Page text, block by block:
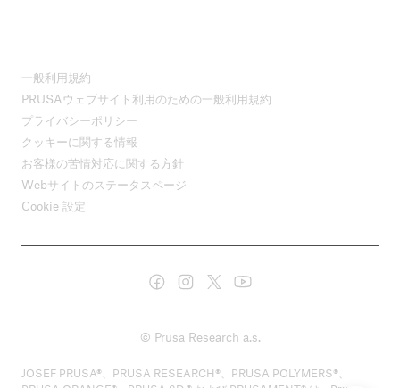
一般利用規約
PRUSAウェブサイト利用のための一般利用規約
プライバシーポリシー
クッキーに関する情報
お客様の苦情対応に関する方針
Webサイトのステータスページ
Cookie 設定
© Prusa Research a.s.
JOSEF PRUSA®、PRUSA RESEARCH®、PRUSA POLYMERS®、